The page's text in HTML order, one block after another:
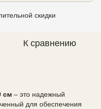
скидки
К сравнению
см – это надежный
для обеспечения